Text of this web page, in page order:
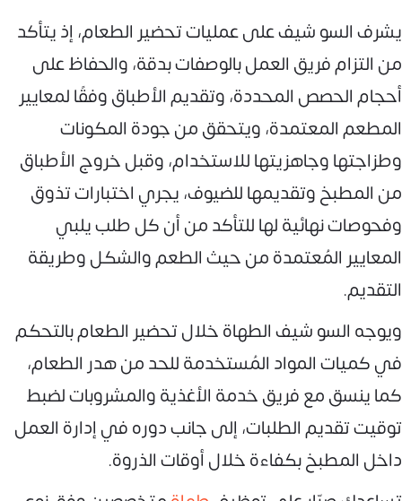
يشرف السو شيف على عمليات تحضير الطعام، إذ يتأكد
من التزام فريق العمل بالوصفات بدقة، والحفاظ على
أحجام الحصص المحددة، وتقديم الأطباق وفقًا لمعايير
المطعم المعتمدة، ويتحقق من جودة المكونات
وطزاجتها وجاهزيتها للاستخدام، وقبل خروج الأطباق
من المطبخ وتقديمها للضيوف، يجري اختبارات تذوق
وفحوصات نهائية لها للتأكد من أن كل طلب يلبي
المعايير المُعتمدة من حيث الطعم والشكل وطريقة
التقديم.
ويوجه السو شيف الطهاة خلال تحضير الطعام بالتحكم
في كميات المواد المُستخدمة للحد من هدر الطعام،
كما ينسق مع فريق خدمة الأغذية والمشروبات لضبط
توقيت تقديم الطلبات، إلى جانب دوره في إدارة العمل
داخل المطبخ بكفاءة خلال أوقات الذروة.